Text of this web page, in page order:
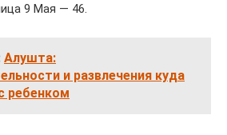
9 Мая — 46.
Алушта:
и развлечения куда
ребенком